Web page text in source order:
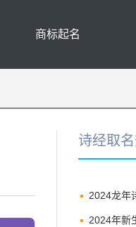
商标起名
诗经取
2024龙年
2024年新